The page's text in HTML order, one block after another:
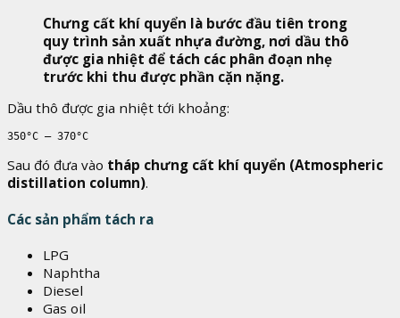
Chưng cất khí quyển là bước đầu tiên trong
quy trình sản xuất nhựa đường, nơi dầu thô
được gia nhiệt để tách các phân đoạn nhẹ
trước khi thu được phần cặn nặng.
Dầu thô được gia nhiệt tới khoảng:
350°C – 370°C
Sau đó đưa vào tháp chưng cất khí quyển (Atmospheric
distillation column).
Các sản phẩm tách ra
LPG
Naphtha
Diesel
Gas oil